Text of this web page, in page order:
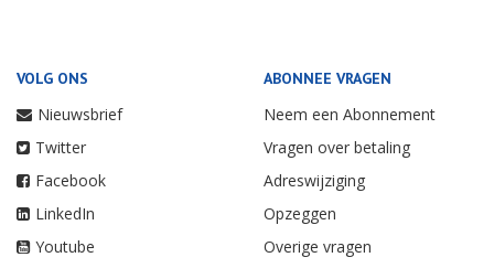
VOLG ONS
Nieuwsbrief
Twitter
Facebook
LinkedIn
Youtube
ABONNEE VRAGEN
Neem een Abonnement
Vragen over betaling
Adreswijziging
Opzeggen
Overige vragen